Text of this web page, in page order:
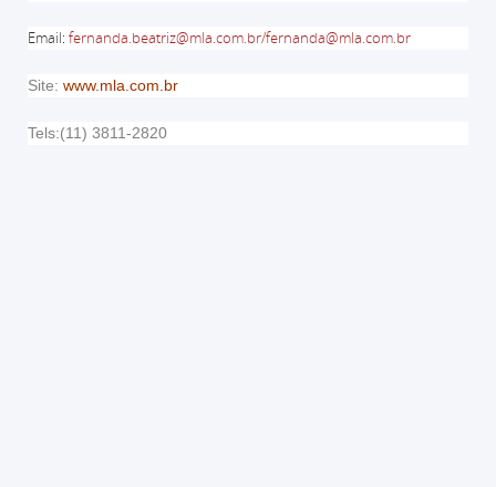
Email: fernanda.beatriz@mla.com.br/fernanda@mla.com.br
Site: www.mla.com.br
Tels:(11) 3811-2820